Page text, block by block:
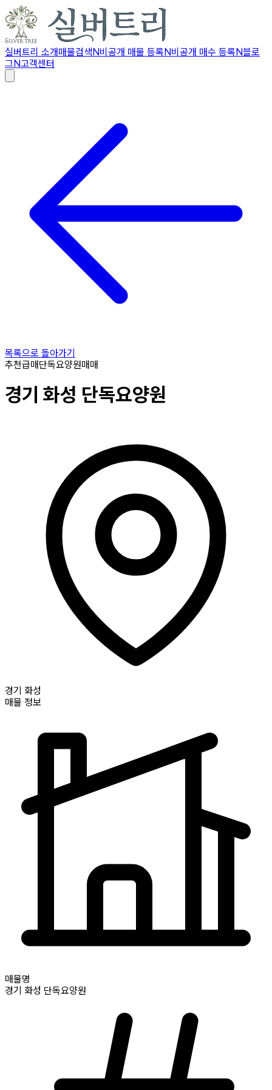
실버트리 소개매물검색N비공개 매물 등록N비공개 매수 등록N블로
그N고객센터
목록으로 돌아가기
추천급매단독요양원매매
경기 화성 단독요양원
경기 화성
매물 정보
매물명
경기 화성 단독요양원